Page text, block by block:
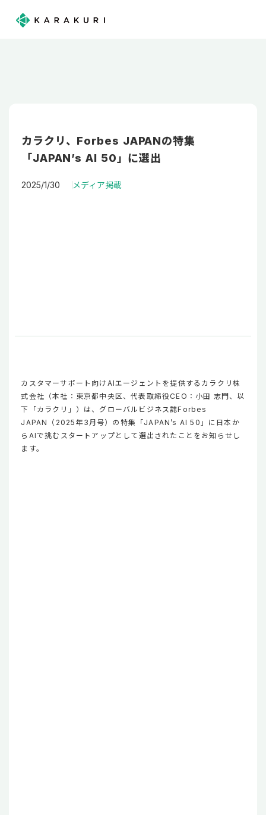
カラクリ、Forbes JAPANの特集
「JAPAN’s AI 50」に選出
メディア掲載
2025/1/30
カスタマーサポート向けAIエージェントを提供するカラクリ株
式会社（本社：東京都中央区、代表取締役CEO：小田 志門、以
下「カラクリ」）は、グローバルビジネス誌Forbes
JAPAN（2025年3月号）の特集「JAPAN’s AI 50」に日本か
らAIで挑むスタートアップとして選出されたことをお知らせし
ます。